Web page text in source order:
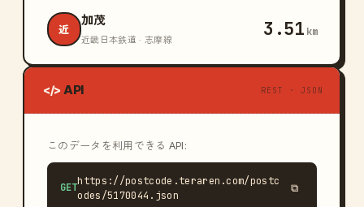
近
加茂
近畿日本鉄道 · 志摩線 3.51 km
</> API REST · JSON
このデータを利用できる API:
GET
https://postcode.teraren.com/postc
odes/5170044.json
⧉